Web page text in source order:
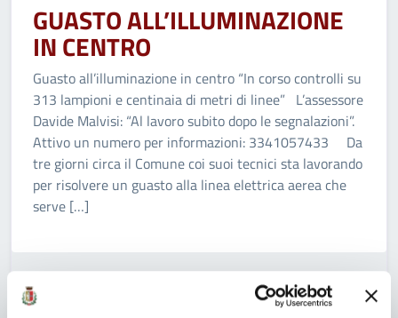
GUASTO ALL’ILLUMINAZIONE
IN CENTRO
Guasto all’illuminazione in centro “In corso controlli su
313 lampioni e centinaia di metri di linee” L’assessore
Davide Malvisi: “Al lavoro subito dopo le segnalazioni”.
Attivo un numero per informazioni: 3341057433 Da
tre giorni circa il Comune coi suoi tecnici sta lavorando
per risolvere un guasto alla linea elettrica aerea che
serve […]